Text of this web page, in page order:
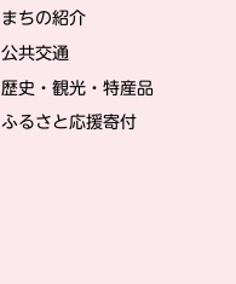
まちの紹介
公共交通
歴史・観光・特産品
ふるさと応援寄付